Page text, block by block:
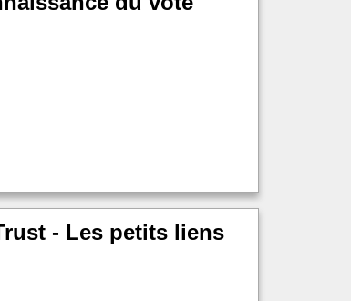
- Les petits liens